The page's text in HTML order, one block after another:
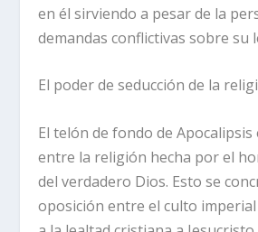
en él sirviendo a pesar de la
demandas conflictivas sobre su
El poder de seducción de la
El telón de fondo de Apocalipsis
entre la religión hecha por el
del verdadero Dios. Esto se
oposición entre el culto